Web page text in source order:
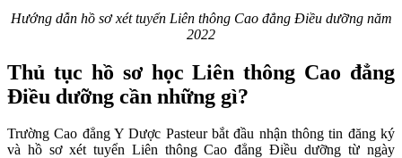
Hướng dẫn hồ sơ xét tuyển Liên thông Cao đẳng Điều dưỡng năm
2022
Thủ tục hồ sơ học Liên thông Cao đẳng
Điều dưỡng cần những gì?
Trường Cao đẳng Y Dược Pasteur bắt đầu nhận thông tin đăng ký
và hồ sơ xét tuyển Liên thông Cao đẳng Điều dưỡng từ ngày